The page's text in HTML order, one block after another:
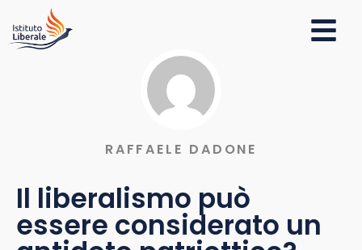
RAFFAELE DADONE
Il liberalismo può
essere considerato un